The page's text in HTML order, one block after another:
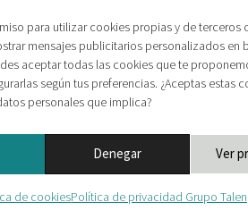
para utilizar cookies propias y de terceros
mensajes publicitarios personalizados en
aceptar todas las cookies que te
según tus preferencias. ¿Aceptas estas
personales que implica?
Denegar Ver
de cookiesPolítica de privacidad Grupo
el último de libro
para e
científica –